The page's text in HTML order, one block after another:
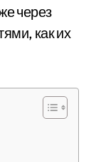
через
как их